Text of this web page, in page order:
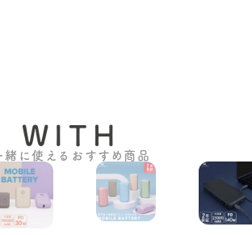
WITH
緒に使えるおすすめ商品